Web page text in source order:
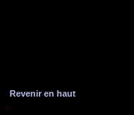
Revenir en haut